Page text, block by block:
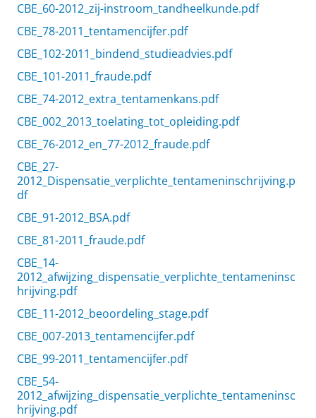
CBE_60-2012_zij-instroom_tandheelkunde.pdf
CBE_78-2011_tentamencijfer.pdf
CBE_102-2011_bindend_studieadvies.pdf
CBE_101-2011_fraude.pdf
CBE_74-2012_extra_tentamenkans.pdf
CBE_002_2013_toelating_tot_opleiding.pdf
CBE_76-2012_en_77-2012_fraude.pdf
CBE_27-
2012_Dispensatie_verplichte_tentameninschrijving.p
df
CBE_91-2012_BSA.pdf
CBE_81-2011_fraude.pdf
CBE_14-
2012_afwijzing_dispensatie_verplichte_tentameninsc
hrijving.pdf
CBE_11-2012_beoordeling_stage.pdf
CBE_007-2013_tentamencijfer.pdf
CBE_99-2011_tentamencijfer.pdf
CBE_54-
2012_afwijzing_dispensatie_verplichte_tentameninsc
hrijving.pdf